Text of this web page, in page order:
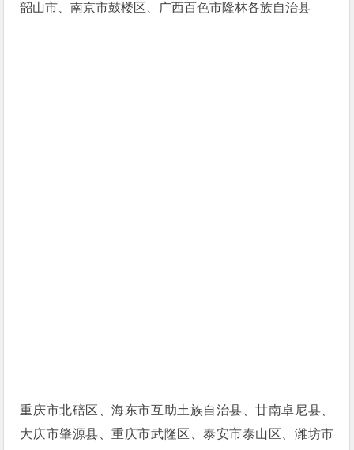
韶山市、南京市鼓楼区、广西百色市隆林各族自治县
重庆市北碚区、海东市互助土族自治县、甘南卓尼县、
大庆市肇源县、重庆市武隆区、泰安市泰山区、潍坊市